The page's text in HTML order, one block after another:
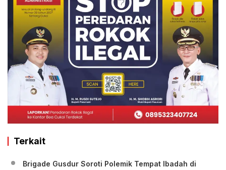
Terkait
Brigade Gusdur Soroti Polemik Tempat Ibadah di